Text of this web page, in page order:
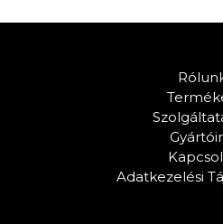
Adatkezelési